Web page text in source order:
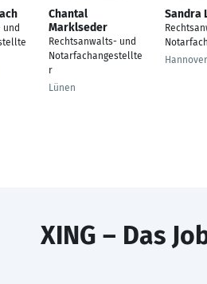
und
Chantal
Marklseder
Rechtsanwalts- und
Notarfachangestellte
r
Lünen
Sandra
Hannover
XING – Das